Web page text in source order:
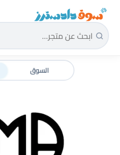
سوق دادسترز الرئيسية
السوق